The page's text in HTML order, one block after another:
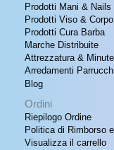
Prodotti Mani & Nails
Prodotti Viso & Corpo
Prodotti Cura Barba
Marche Distribuite
Attrezzatura &
Arredamenti
Blog
Ordini
Riepilogo Ordine
Politica di Rimborso
Visualizza il carrello